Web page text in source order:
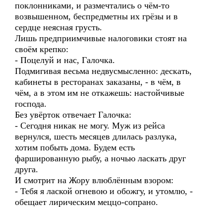
поклонниками, и размечтались о чём-то
возвышенном, беспредметны их грёзы и в
сердце неясная грусть.
Лишь предприимчивые налоговики стоят на
своём крепко:
- Поцелуй и нас, Галочка.
Подмигивая весьма недвусмысленно: дескать,
кабинеты в ресторанах заказаны, - в чём, в
чём, а в этом им не откажешь: настойчивые
господа.
Без увёрток отвечает Галочка:
- Сегодня никак не могу. Муж из рейса
вернулся, шесть месяцев длилась разлука,
хотим побыть дома. Будем есть
фаршированную рыбу, а ночью ласкать друг
друга.
И смотрит на Жору влюблённым взором:
- Тебя я лаской огневою и обожгу, и утомлю, -
обещает лирическим меццо-сопрано.